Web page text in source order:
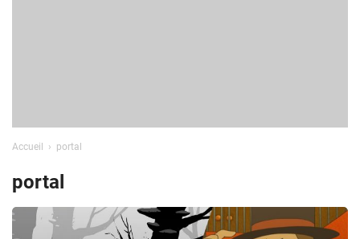
Accueil portal
portal